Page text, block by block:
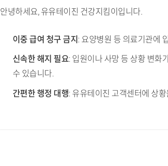
안녕하세요, 유유테이진 건강지킴이입니다.
TL;DR (핵심 요약)
이중 급여 청구 금지 : 요양병원 등 의료기관에
신속한 해지 필요: 입원이나 사망 등 상황 변화
수 있습니다.
간편한 행정 대행: 유유테이진 고객센터에 상